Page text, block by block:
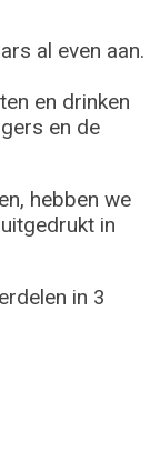
al even aan.
en drinken
en de
hebben we
in
in 3